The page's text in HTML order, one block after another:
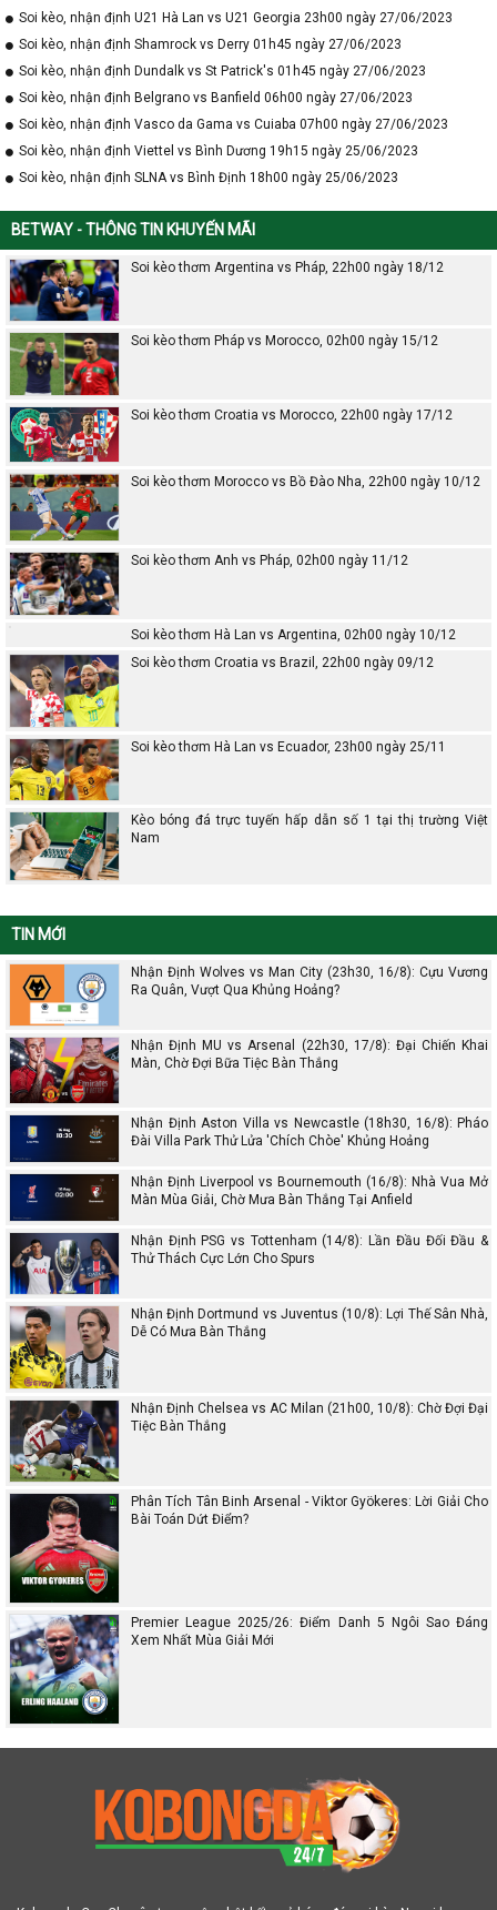
Soi kèo, nhận định U21 Hà Lan vs U21 Georgia 23h00 ngày 27/06/2023
Soi kèo, nhận định Shamrock vs Derry 01h45 ngày 27/06/2023
Soi kèo, nhận định Dundalk vs St Patrick's 01h45 ngày 27/06/2023
Soi kèo, nhận định Belgrano vs Banfield 06h00 ngày 27/06/2023
Soi kèo, nhận định Vasco da Gama vs Cuiaba 07h00 ngày 27/06/2023
Soi kèo, nhận định Viettel vs Bình Dương 19h15 ngày 25/06/2023
Soi kèo, nhận định SLNA vs Bình Định 18h00 ngày 25/06/2023
BETWAY - THÔNG TIN KHUYẾN MÃI
Soi kèo thơm Argentina vs Pháp, 22h00 ngày 18/12
Soi kèo thơm Pháp vs Morocco, 02h00 ngày 15/12
Soi kèo thơm Croatia vs Morocco, 22h00 ngày 17/12
Soi kèo thơm Morocco vs Bồ Đào Nha, 22h00 ngày 10/12
Soi kèo thơm Anh vs Pháp, 02h00 ngày 11/12
Soi kèo thơm Hà Lan vs Argentina, 02h00 ngày 10/12
Soi kèo thơm Croatia vs Brazil, 22h00 ngày 09/12
Soi kèo thơm Hà Lan vs Ecuador, 23h00 ngày 25/11
Kèo bóng đá trực tuyến hấp dẫn số 1 tại thị trường Việt
Nam
TIN MỚI
Nhận Định Wolves vs Man City (23h30, 16/8): Cựu Vương
Ra Quân, Vượt Qua Khủng Hoảng?
Nhận Định MU vs Arsenal (22h30, 17/8): Đại Chiến Khai
Màn, Chờ Đợi Bữa Tiệc Bàn Thắng
Nhận Định Aston Villa vs Newcastle (18h30, 16/8): Pháo
Đài Villa Park Thử Lửa 'Chích Chòe' Khủng Hoảng
Nhận Định Liverpool vs Bournemouth (16/8): Nhà Vua Mở
Màn Mùa Giải, Chờ Mưa Bàn Thắng Tại Anfield
Nhận Định PSG vs Tottenham (14/8): Lần Đầu Đối Đầu &
Thử Thách Cực Lớn Cho Spurs
Nhận Định Dortmund vs Juventus (10/8): Lợi Thế Sân Nhà,
Dễ Có Mưa Bàn Thắng
Nhận Định Chelsea vs AC Milan (21h00, 10/8): Chờ Đợi Đại
Tiệc Bàn Thắng
Phân Tích Tân Binh Arsenal - Viktor Gyökeres: Lời Giải Cho
Bài Toán Dứt Điểm?
Premier League 2025/26: Điểm Danh 5 Ngôi Sao Đáng
Xem Nhất Mùa Giải Mới